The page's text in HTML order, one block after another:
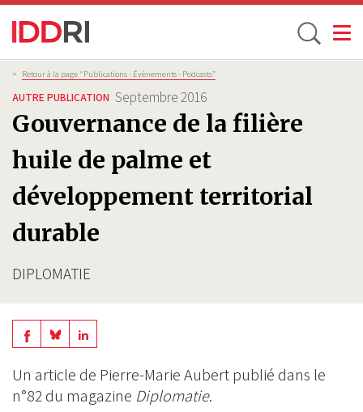
Aller
au
contenu
principal
Toggle
Fil
d'Ariane
> Retour à la page "Publications - Évènements - Podcasts”
AUTRE PUBLICATION Septembre 2016
Gouvernance de la filière
huile de palme et
développement territorial
durable
DIPLOMATIE
Share
on
Facebook
Share
BlueSky
Share
Linkedin
Un article de Pierre-Marie Aubert publié dans le
n°82 du magazine Diplomatie.